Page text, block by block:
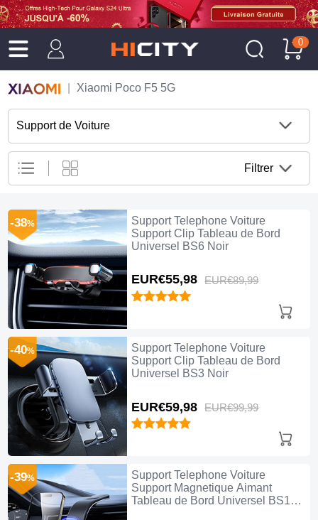
0
Xiaomi Poco F5 5G
Support de Voiture
Filtrer
Support Telephone Voiture
Support Clip Tableau de Bord
Universel BS6 Noir
EUR€55,98 EUR€89,99
-38%
Support Telephone Voiture
Support Clip Tableau de Bord
Universel BS3 Noir
EUR€59,98 EUR€99,99
-40%
Support Telephone Voiture
Support Magnetique Aimant
Tableau de Bord Universel BS1
-39%